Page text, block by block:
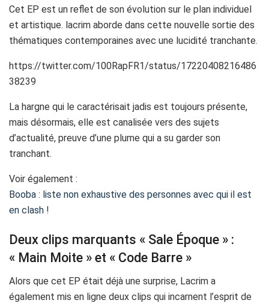
Cet EP est un reflet de son évolution sur le plan individuel
et artistique. lacrim aborde dans cette nouvelle sortie des
thématiques contemporaines avec une lucidité tranchante.
https://twitter.com/100RapFR1/status/17220408216486
38239
La hargne qui le caractérisait jadis est toujours présente,
mais désormais, elle est canalisée vers des sujets
d’actualité, preuve d’une plume qui a su garder son
tranchant.
Voir également :
Booba : liste non exhaustive des personnes avec qui il est
en clash !
Deux clips marquants « Sale Époque » :
« Main Moite » et « Code Barre »
Alors que cet EP était déjà une surprise, Lacrim a
également mis en ligne deux clips qui incarnent l’esprit de